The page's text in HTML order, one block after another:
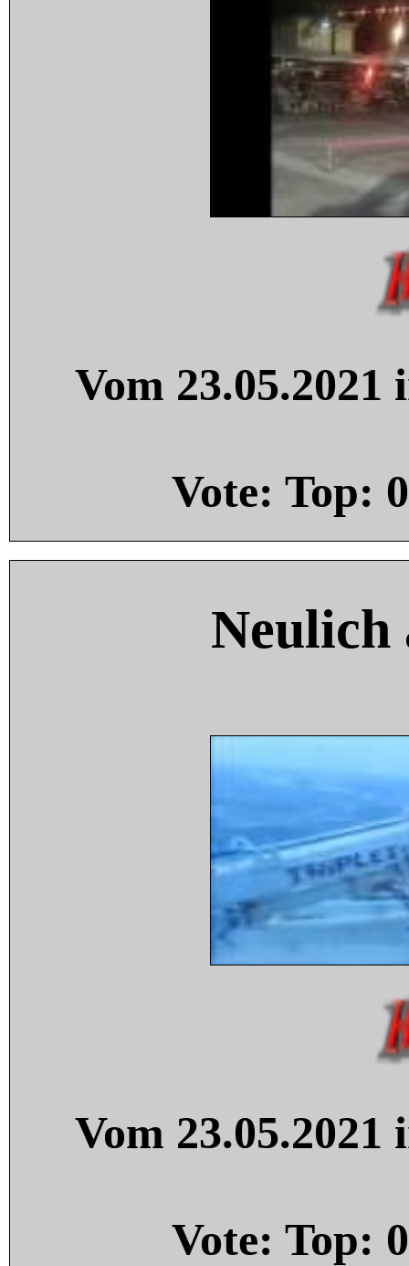
Vom
Vote: Top: 0
Neulich
Vom
Vote: Top: 0